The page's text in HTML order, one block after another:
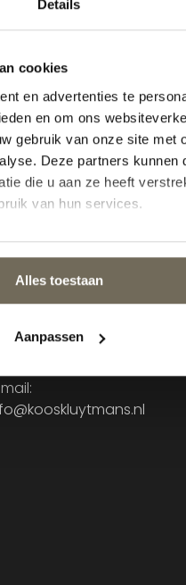
Informatie
nr: NL800343232B01